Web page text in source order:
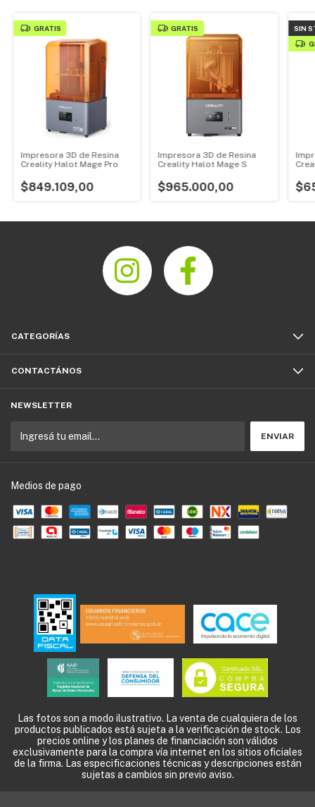
GRATIS
Impresora 3D de Resina
Creality Halot Mage Pro
$849.109,00
GRATIS
Impresora 3D de Resina
Creality Halot Mage S
$965.000,00
SIN
CATEGORÍAS
CONTACTÁNOS
NEWSLETTER
Medios de pago
Las fotos son a modo ilustrativo. La venta de cualquiera de los
productos publicados está sujeta a la verificación de stock. Los
precios online y los planes de financiación son válidos
exclusivamente para la compra vía internet en los sitios oficiales
de la firma. Las especificaciones técnicas y descripciones están
sujetas a cambios sin previo aviso.